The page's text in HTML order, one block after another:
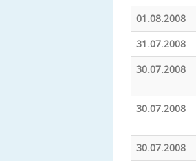
01.08.2008
31.07.2008
30.07.2008
30.07.2008
30.07.2008